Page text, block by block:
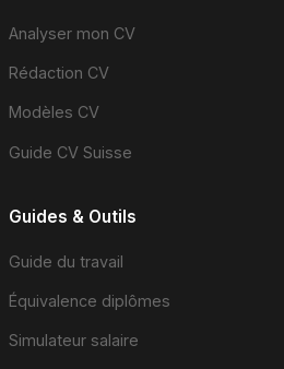
Analyser mon CV
Rédaction CV
Modèles CV
Guide CV Suisse
Guides & Outils
Guide du travail
Équivalence diplômes
Simulateur salaire